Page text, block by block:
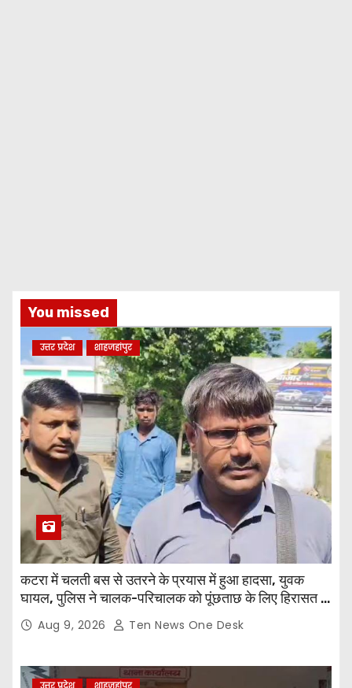
You missed
उत्तर प्रदेश शाहजहांपुर
कटरा में चलती बस से उतरने के प्रयास में हुआ हादसा, युवक
घायल, पुलिस ने चालक-परिचालक को पूंछताछ के लिए हिरासत में
लियाAug 9, 2026 Ten News One Desk